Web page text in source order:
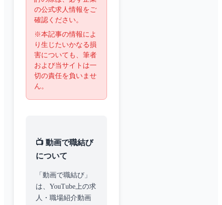
の公式求人情報をご
確認ください。
※本記事の情報によ
り生じたいかなる損
害についても、筆者
および当サイトは一
切の責任を負いませ
ん。
📺 動画で職結び
について
「動画で職結び」
は、YouTube上の求
人・職場紹介動画